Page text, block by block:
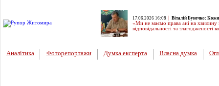
17.06.2026 16:08 Віталій Бунечко:
«Ми не маємо права ані на хвилину
відповідальності та злагодженості
Аналітика Фоторепортажи Думка експерта Власна думка